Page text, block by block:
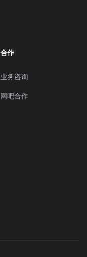
合作
业务咨询
网吧合作